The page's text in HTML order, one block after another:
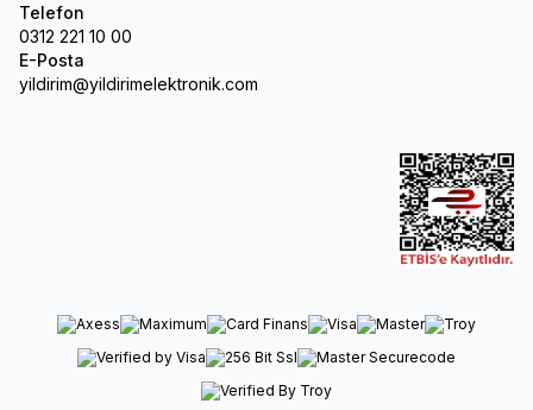
Telefon
0312 221 10 00
E-Posta
yildirim@yildirimelektronik.com